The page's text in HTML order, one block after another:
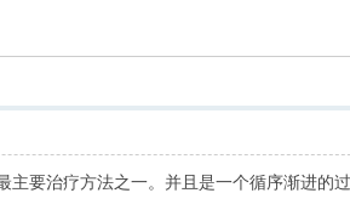
要治疗方法之一。并且是一个循序渐进的